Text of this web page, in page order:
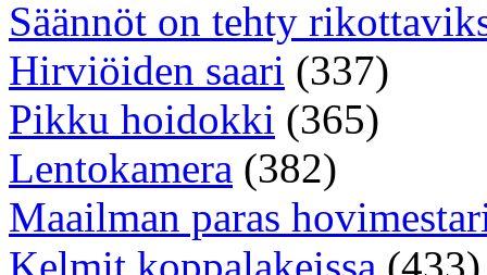
Säännöt on tehty
Hirviöiden saari (337)
Pikku hoidokki (365)
Lentokamera (382)
Maailman paras